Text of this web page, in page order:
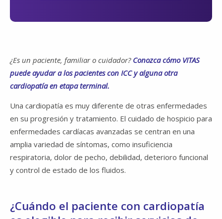
¿Es un paciente, familiar o cuidador? Conozca cómo VITAS
puede ayudar a los pacientes con ICC y alguna otra
cardiopatía en etapa terminal.
Una cardiopatía es muy diferente de otras enfermedades
en su progresión y tratamiento. El cuidado de hospicio para
enfermedades cardíacas avanzadas se centran en una
amplia variedad de síntomas, como insuficiencia
respiratoria, dolor de pecho, debilidad, deterioro funcional
y control de estado de los fluidos.
¿Cuándo el paciente con cardiopatía